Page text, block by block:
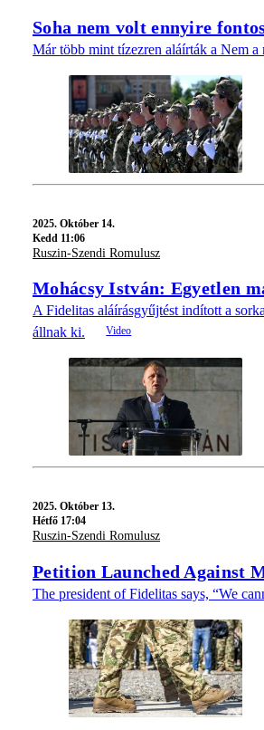
Soha nem volt ennyire
Már több mint tízezren aláírták a Nem
2025. Október 14.
Kedd 11:06
Ruszin-Szendi Romulusz
Mohácsy István: Egyetlen
A Fidelitas aláírásgyűjtést indított a
állnak ki.
2025. Október 13.
Hétfő 17:04
Ruszin-Szendi Romulusz
Petition Launched Against
The president of Fidelitas says, “We